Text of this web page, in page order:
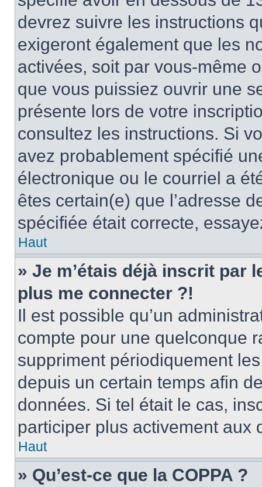
devrez suivre les instructions
exigeront également que les
activées, soit par vous-même
que vous puissiez ouvrir une
présente lors de votre
consultez les instructions. Si
avez probablement spécifié
électronique ou le courriel a
êtes certain(e) que l’adresse
spécifiée était correcte,
Haut
» Je m’étais déjà inscrit par
plus me connecter ?!
Il est possible qu’un
compte pour une quelconque
suppriment périodiquement
depuis un certain temps afin
données. Si tel était le cas,
participer plus activement aux
Haut
» Qu’est-ce que la COPPA ?